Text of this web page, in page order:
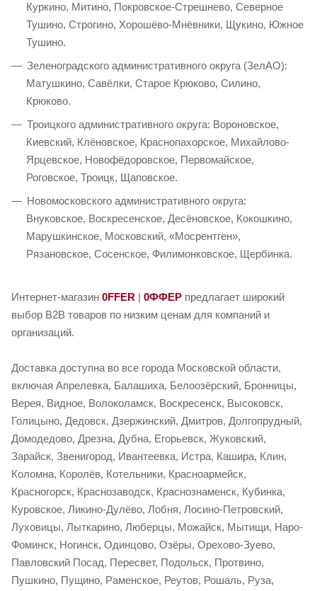
Куркино, Митино, Покровское-Стрешнево, Северное
Тушино, Строгино, Хорошёво-Мнёвники, Щукино, Южное
Тушино.
Зеленоградского административного округа (ЗелАО):
Матушкино, Савёлки, Старое Крюково, Силино,
Крюково.
Троицкого административного округа: Вороновское,
Киевский, Клёновское, Краснопахорское, Михайлово-
Ярцевское, Новофёдоровское, Первомайское,
Роговское, Троицк, Щаповское.
Новомосковского административного округа:
Внуковское, Воскресенское, Десёновское, Кокошкино,
Марушкинское, Московский, «Мосрентген»,
Рязановское, Сосенское, Филимонковское, Щербинка.
Интернет-магазин 0FFER | 0ФФЕР предлагает широкий
выбор B2B товаров по низким ценам для компаний и
организаций.
Доставка доступна во все города Московской области,
включая Апрелевка, Балашиха, Белоозёрский, Бронницы,
Верея, Видное, Волоколамск, Воскресенск, Высоковск,
Голицыно, Дедовск, Дзержинский, Дмитров, Долгопрудный,
Домодедово, Дрезна, Дубна, Егорьевск, Жуковский,
Зарайск, Звенигород, Ивантеевка, Истра, Кашира, Клин,
Коломна, Королёв, Котельники, Красноармейск,
Красногорск, Краснозаводск, Краснознаменск, Кубинка,
Куровское, Ликино-Дулёво, Лобня, Лосино-Петровский,
Луховицы, Лыткарино, Люберцы, Можайск, Мытищи, Наро-
Фоминск, Ногинск, Одинцово, Озёры, Орехово-Зуево,
Павловский Посад, Пересвет, Подольск, Протвино,
Пушкино, Пущино, Раменское, Реутов, Рошаль, Руза,